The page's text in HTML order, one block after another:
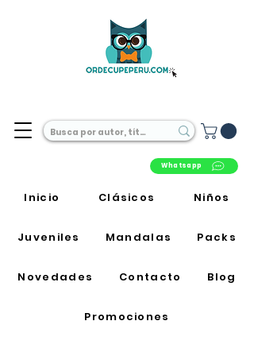
Whatsapp
Inicio Clásicos Niños
Juveniles Mandalas Packs
Novedades Contacto Blog
Promociones